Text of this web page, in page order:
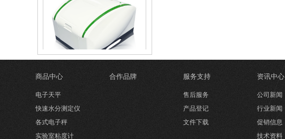
傅里叶变换红外光谱仪FOLI5
商品中心
电子天平
快速水分测定仪
各式电子秤
实验室粘度计
合作品牌 服务支持
售后服务
产品登记
文件下载
资讯中心
公司新闻
行业新闻
促销信息
技术资料